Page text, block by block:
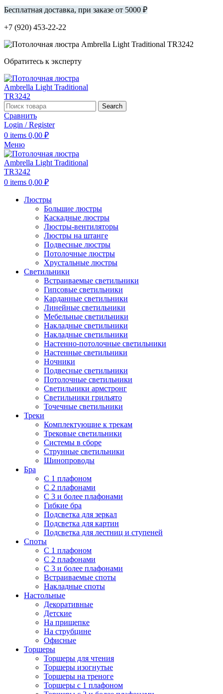
Бесплатная доставка, при заказе от 5000 ₽
+7 (920) 453-22-22
Обратитесь к эксперту
Search
Сравнить
Login / Register
0 items 0,00 ₽
Меню
0 items 0,00 ₽
Люстры
Большие люстры
Каскадные люстры
Люстры-вентиляторы
Люстры на штанге
Подвесные люстры
Потолочные люстры
Хрустальные люстры
Светильники
Встраиваемые светильники
Гипсовые светильники
Карданные светильники
Линейные светильники
Мебельные светильники
Накладные светильники
Накладные светильники
Настенно-потолочные светильники
Настенные светильники
Ночники
Подвесные светильники
Потолочные светильники
Светильники армстронг
Светильники грильято
Точечные светильники
Треки
Комплектующие к трекам
Трековые светильники
Системы в сборе
Струнные светильники
Шинопроводы
Бра
С 1 плафоном
С 2 плафонами
С 3 и более плафонами
Гибкие бра
Подсветка для зеркал
Подсветка для картин
Подсветка для лестниц и ступеней
Споты
С 1 плафоном
С 2 плафонами
С 3 и более плафонами
Встраиваемые споты
Накладные споты
Настольные
Декоративные
Детские
На прищепке
На струбцине
Офисные
Торшеры
Торшеры для чтения
Торшеры изогнутые
Торшеры на треноге
Торшеры с 1 плафоном